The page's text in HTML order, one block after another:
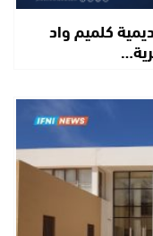
كلميم واد